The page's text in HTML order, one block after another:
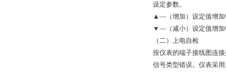
设定参数。
▲—（增加）设定值增加
▼—（减小）设定值增加
（二）上电自检
按仪表的端子接线图连
信号类型错误。仪表采